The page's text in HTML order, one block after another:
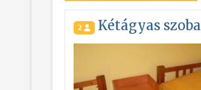
2 Kétágyas szoba